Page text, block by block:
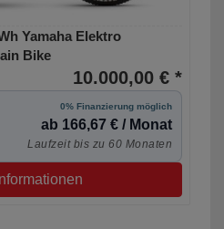
Yamaha Elektro
Bike
10.000,00 € *
0% Finanzierung möglich
ab 166,67 € / Monat
Laufzeit bis zu 60 Monaten